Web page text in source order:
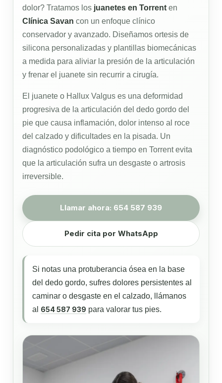
dolor? Tratamos los juanetes en Torrent en
Clínica Savan con un enfoque clínico
conservador y avanzado. Diseñamos ortesis de
silicona personalizadas y plantillas biomecánicas
a medida para aliviar la presión de la articulación
y frenar el juanete sin recurrir a cirugía.
El juanete o Hallux Valgus es una deformidad
progresiva de la articulación del dedo gordo del
pie que causa inflamación, dolor intenso al roce
del calzado y dificultades en la pisada. Un
diagnóstico podológico a tiempo en Torrent evita
que la articulación sufra un desgaste o artrosis
irreversible.
Llamar ahora: 654 587 939
Pedir cita por WhatsApp
Si notas una protuberancia ósea en la base
del dedo gordo, sufres dolores persistentes al
caminar o desgaste en el calzado, llámanos
al 654 587 939 para valorar tus pies.